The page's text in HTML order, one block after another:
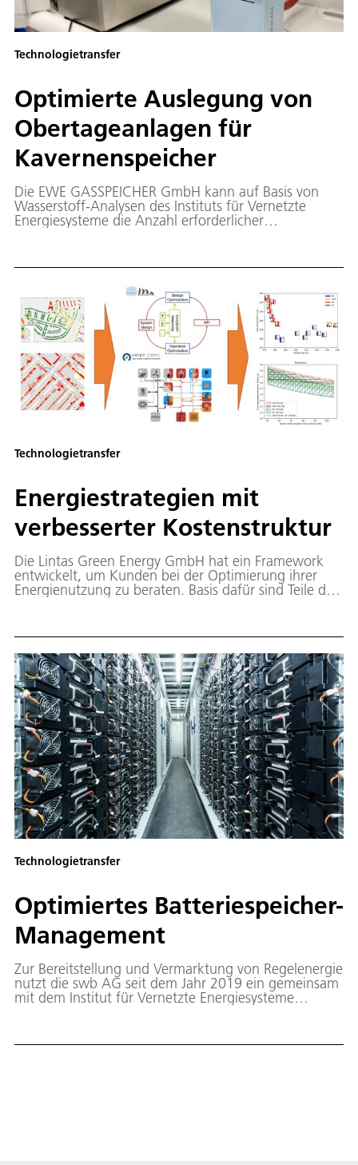
Technologietransfer
Optimierte Auslegung von
Obertageanlagen für
Kavernenspeicher
Die EWE GASSPEICHER GmbH kann auf Basis von
Wasserstoff-Analysen des Instituts für Vernetzte
Energiesysteme die Anzahl erforderlicher
reduzieren.
Technologietransfer
Energiestrategien mit
verbesserter Kostenstruktur
Die Lintas Green Energy GmbH hat ein Framework
entwickelt, um Kunden bei der Optimierung ihrer
Energienutzung zu beraten. Basis dafür sind Teile des
Technologietransfer
Optimiertes Batteriespeicher-
Management
Zur Bereitstellung und Vermarktung von Regelenergie
nutzt die swb AG seit dem Jahr 2019 ein gemeinsam
mit dem Institut für Vernetzte Energiesysteme
Prozent steigert und zugleich ihre Lebensdauer um